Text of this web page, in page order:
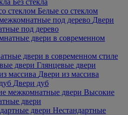
Без стекла
Белые со стеклом
Двери
под дерево
двери в современном стиле
Глянцевые двери
Двери из массива
Двери дуб
Высокие
двери
Нестандартные